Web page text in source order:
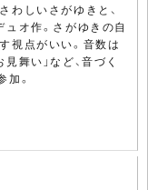
わしいさがゆきと、
オ作。さがゆきの自
視点がいい。音数は
舞い」など、音づく
。